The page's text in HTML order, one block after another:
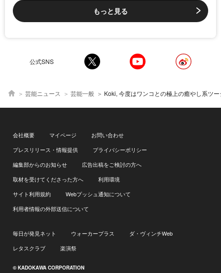
もっと見る
公式SNS
芸能ニュース 芸能一般 Koki, 今度はワンコとの極上の癒やし系ツーショット！「顔
会社概要 マイページ
お問い合わせ
プレスリリース・情報提供
プライバシーポリシー
編集部からのお知らせ
広告出稿をご検討の方へ
取材を受けてくださった方へ
利用環境
サイト利用規約
Webプッシュ通知について
利用者情報の外部送信について
毎日が発見ネット ウォーカープラス
ダ・ヴィンチWeb
レタスクラブ
楽演祭
© KADOKAWA CORPORATION